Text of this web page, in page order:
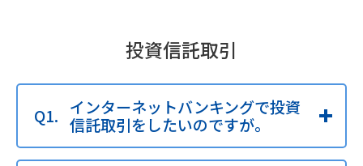
投資信託取引
インターネットバンキングで投資
信託取引をしたいのですが。